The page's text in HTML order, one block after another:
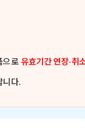
으로유효기간 연장·취
니다.